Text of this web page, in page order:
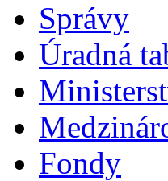
Správy
Úradná
Fondy